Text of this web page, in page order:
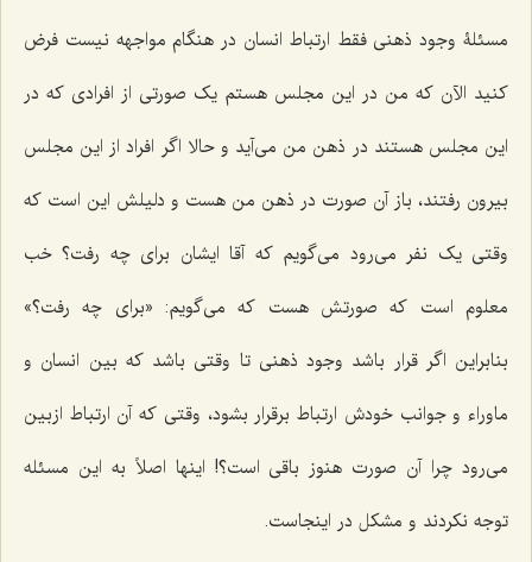
مسئلۀ وجود ذهنی فقط ارتباط انسان در هنگام مواجهه نیست فرض
کنید الآن که من در این مجلس هستم یک صورتی از افرادی که در
این مجلس هستند در ذهن من می‌آید و حالا اگر افراد از این مجلس
بیرون رفتند، باز آن صورت در ذهن من هست و دلیلش این است که
وقتی یک نفر می‌رود می‌گویم که آقا ایشان برای چه رفت؟ خب
معلوم است که صورتش هست که می‌گویم: «برای چه رفت؟»
بنابراین اگر قرار باشد وجود ذهنی تا وقتی باشد که بین انسان و
ماوراء و جوانب خودش ارتباط برقرار بشود، وقتی که آن ارتباط ازبین
می‌رود چرا آن صورت هنوز باقی است؟! اینها اصلاً به این مسئله
توجه نکردند و مشکل در اینجاست.